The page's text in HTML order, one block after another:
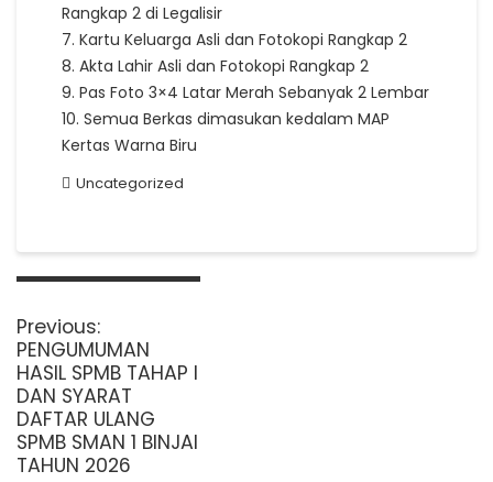
Rangkap 2 di Legalisir
7. Kartu Keluarga Asli dan Fotokopi Rangkap 2
8. Akta Lahir Asli dan Fotokopi Rangkap 2
9. Pas Foto 3×4 Latar Merah Sebanyak 2 Lembar
10. Semua Berkas dimasukan kedalam MAP
Kertas Warna Biru
Uncategorized
Navigasi
Previous:Previous
post:
PENGUMUMAN
HASIL SPMB TAHAP I
DAN SYARAT
DAFTAR ULANG
SPMB SMAN 1 BINJAI
TAHUN 2026